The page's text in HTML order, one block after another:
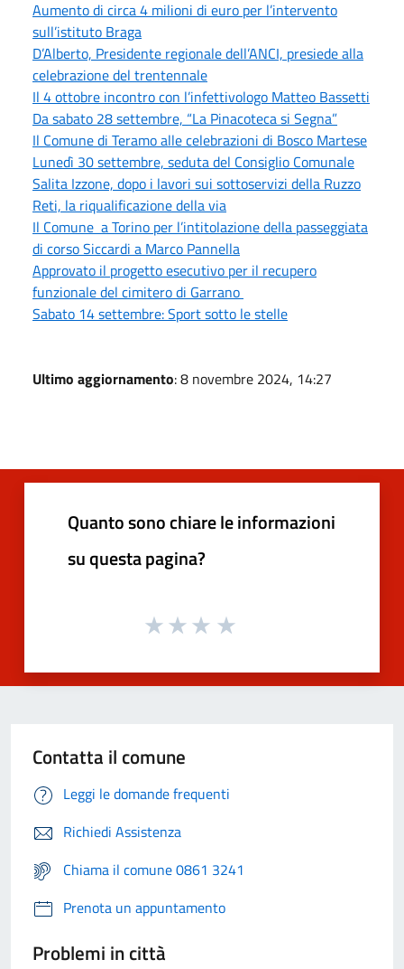
Aumento di circa 4 milioni di euro per l’intervento
sull’istituto Braga
D’Alberto, Presidente regionale dell’ANCI, presiede alla
celebrazione del trentennale
Il 4 ottobre incontro con l’infettivologo Matteo Bassetti
Da sabato 28 settembre, “La Pinacoteca si Segna”
Il Comune di Teramo alle celebrazioni di Bosco Martese
Lunedì 30 settembre, seduta del Consiglio Comunale
Salita Izzone, dopo i lavori sui sottoservizi della Ruzzo
Reti, la riqualificazione della via
Il Comune a Torino per l’intitolazione della passeggiata
di corso Siccardi a Marco Pannella
Approvato il progetto esecutivo per il recupero
funzionale del cimitero di Garrano
Sabato 14 settembre: Sport sotto le stelle
Ultimo aggiornamento: 8 novembre 2024, 14:27
Quanto sono chiare le informazioni
su questa pagina?
Contatta il comune
Leggi le domande frequenti
Richiedi Assistenza
Chiama il comune 0861 3241
Prenota un appuntamento
Problemi in città